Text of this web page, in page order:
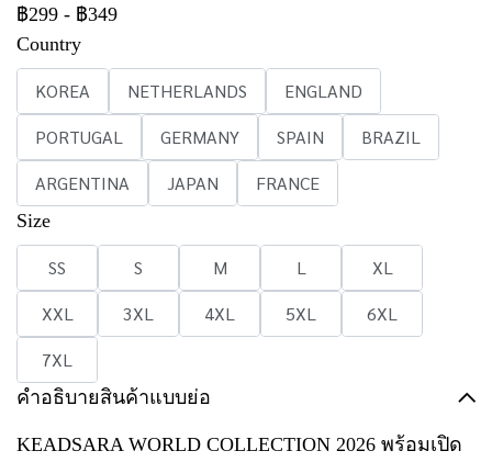
฿299 - ฿349
Country
KOREA NETHERLANDS
ENGLAND
PORTUGAL
GERMANY SPAIN
BRAZIL
ARGENTINA
JAPAN FRANCE
Size
SS S M L
XL
XXL
3XL 4XL 5XL
6XL
7XL
คำอธิบายสินค้าแบบย่อ
KEADSARA WORLD COLLECTION 2026 พร้อมเปิด